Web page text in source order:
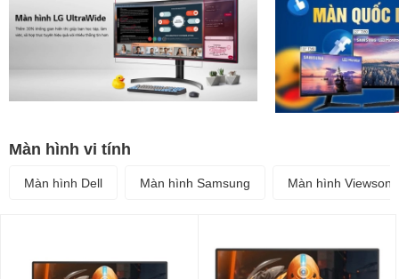
Màn hình vi tính
Màn hình Dell Màn hình Samsung Màn hình